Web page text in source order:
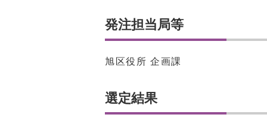
発注担当局等
旭区役所 企画課
選定結果